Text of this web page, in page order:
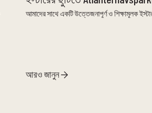
আমাদের সাথে একটি উত্তেজনাপূর্ণ ও শিক্ষামূলক
আরও জানুন